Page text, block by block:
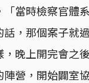
當時檢察官體
，那個案子就
晚上開完會之
營，開始闢室